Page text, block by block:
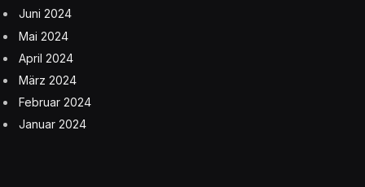
Juni 2024
Mai 2024
April 2024
März 2024
Februar 2024
Januar 2024